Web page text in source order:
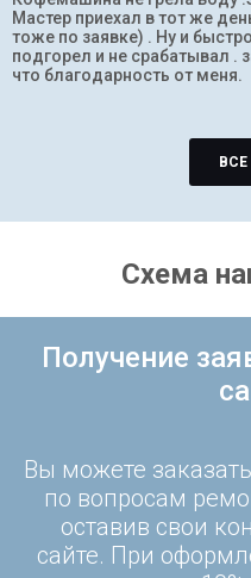
Мастер приехал в тот же
тоже по заявке) . Ну и
подгорел и не срабатывал .
что благодарность от меня.
Схема
Получение
Вы можете
по вопросам
оставив свои
сайте. При